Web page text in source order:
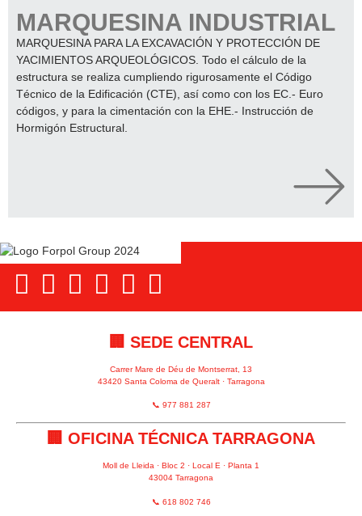
MARQUESINA INDUSTRIAL
MARQUESINA PARA LA EXCAVACIÓN Y PROTECCIÓN DE
YACIMIENTOS ARQUEOLÓGICOS. Todo el cálculo de la
estructura se realiza cumpliendo rigurosamente el Código
Técnico de la Edificación (CTE), así como con los EC.- Euro
códigos, y para la cimentación con la EHE.- Instrucción de
Hormigón Estructural.
🏢 SEDE CENTRAL
Carrer Mare de Déu de Montserrat, 13
43420 Santa Coloma de Queralt · Tarragona
📞 977 881 287
🏢 OFICINA TÉCNICA TARRAGONA
Moll de Lleida · Bloc 2 · Local E · Planta 1
43004 Tarragona
📞 618 802 746